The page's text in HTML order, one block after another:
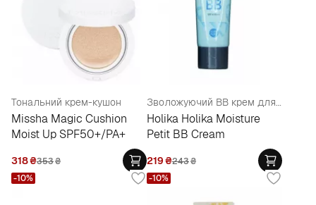
Тональний крем-кушон
Missha Magic Cushion
Moist Up SPF50+/PA+
318₴353₴
Зволожуючий BB крем для обличчя
Holika Holika Moisture
Petit BB Cream
219₴243₴
-10% -10%